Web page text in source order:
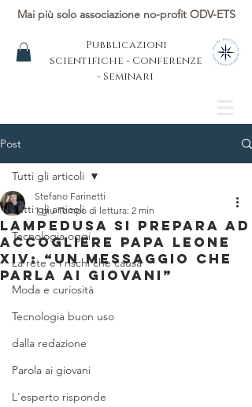
Mai più solo associazione no-profit ODV-ETS
Pubblicazioni
scientifiche - Conferenze
- Seminari
Post
Tutti gli articoli
Tecnologia oggi
La rete e i rischi che causa
Moda e curiosità
Tecnologia buon uso
dalla redazione
Parola ai giovani
L'esperto risponde
Tutti gli articoli
Lampedusa si prepara ad
accogliere Papa Leone
XIV: “Un messaggio che
parla ai giovani”
Stefano Farinetti
1 giu Tempo di lettura: 2 min